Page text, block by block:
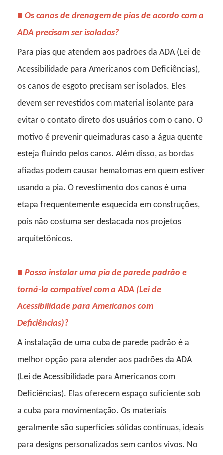
■ Os canos de drenagem de pias de acordo com a
ADA precisam ser isolados?
Para pias que atendem aos padrões da ADA (Lei de
Acessibilidade para Americanos com Deficiências),
os canos de esgoto precisam ser isolados. Eles
devem ser revestidos com material isolante para
evitar o contato direto dos usuários com o cano. O
motivo é prevenir queimaduras caso a água quente
esteja fluindo pelos canos. Além disso, as bordas
afiadas podem causar hematomas em quem estiver
usando a pia. O revestimento dos canos é uma
etapa frequentemente esquecida em construções,
pois não costuma ser destacada nos projetos
arquitetônicos.
■ Posso instalar uma pia de parede padrão e
torná-la compatível com a ADA (Lei de
Acessibilidade para Americanos com
Deficiências)?
A instalação de uma cuba de parede padrão é a
melhor opção para atender aos padrões da ADA
(Lei de Acessibilidade para Americanos com
Deficiências). Elas oferecem espaço suficiente sob
a cuba para movimentação. Os materiais
geralmente são superfícies sólidas contínuas, ideais
para designs personalizados sem cantos vivos. No